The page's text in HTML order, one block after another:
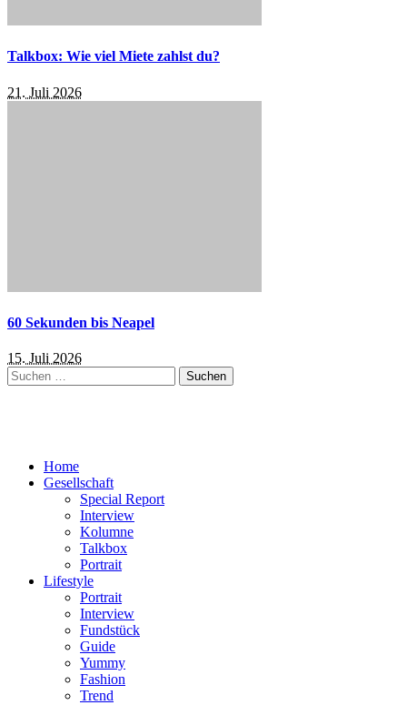
Talkbox: Wie viel Miete zahlst du?
21. Juli 2026
60 Sekunden bis Neapel
15. Juli 2026
Suchen
nach:
Home
Gesellschaft
Special Report
Interview
Kolumne
Talkbox
Portrait
Lifestyle
Portrait
Interview
Fundstück
Guide
Yummy
Fashion
Trend